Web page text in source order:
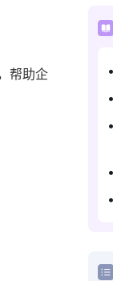
帮助企